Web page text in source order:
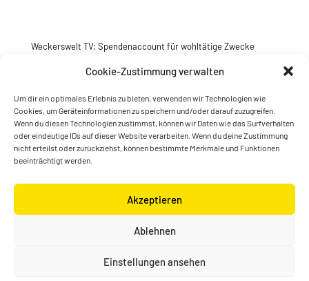
Cookie-Zustimmung verwalten
Um dir ein optimales Erlebnis zu bieten, verwenden wir Technologien wie
Cookies, um Geräteinformationen zu speichern und/oder darauf zuzugreifen.
Wenn du diesen Technologien zustimmst, können wir Daten wie das Surfverhalten
oder eindeutige IDs auf dieser Website verarbeiten. Wenn du deine Zustimmung
nicht erteilst oder zurückziehst, können bestimmte Merkmale und Funktionen
beeinträchtigt werden.
Akzeptieren
Ablehnen
Einstellungen ansehen
Weckerswelt TV: Spendenaccount für wohltätige Zwecke
Jetzt spenden
© Konstantin Wecker | gestaltet von